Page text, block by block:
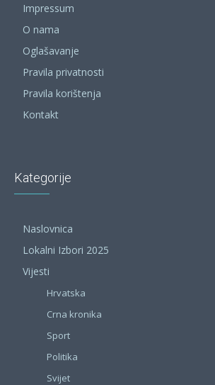
Impressum
O nama
Oglašavanje
Pravila privatnosti
Pravila korištenja
Kontakt
Kategorije
Naslovnica
Lokalni Izbori 2025
Vijesti
Hrvatska
Crna kronika
Sport
Politika
Svijet